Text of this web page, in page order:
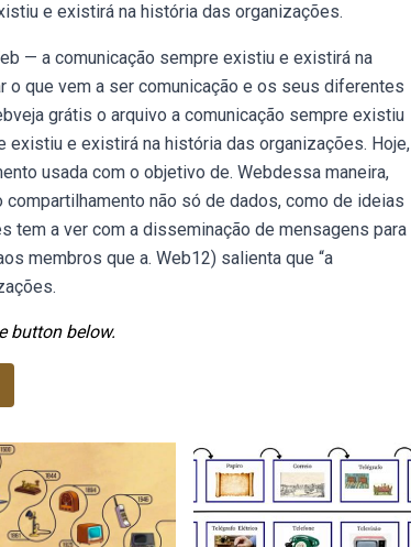
e existirá na história das organizações.
— a comunicação sempre existiu e existirá na
que vem a ser comunicação e os seus diferentes
grátis o arquivo a comunicação sempre existiu
e existirá na história das organizações. Hoje,
usada com o objetivo de. Webdessa maneira,
não só de dados, como de ideias
tem a ver com a disseminação de mensagens para
membros que a. Web12) salienta que “a
button below.